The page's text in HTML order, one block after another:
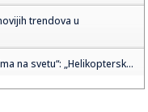
trendova u
na svetu“: „Helikoptersk...